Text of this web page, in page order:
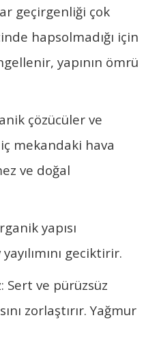
geçirgenliği çok
hapsolmadığı için
yapının ömrü
çözücüler ve
mekandaki hava
ve doğal
yapısı
geciktirir.
Sert ve pürüzsüz
zorlaştırır. Yağmur